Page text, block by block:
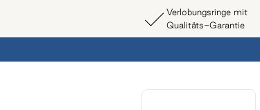
Verlobungsringe mit
Qualitäts-Garantie